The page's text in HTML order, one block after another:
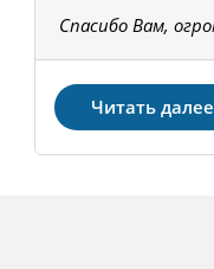
Спасибо Вам,
Читать далее